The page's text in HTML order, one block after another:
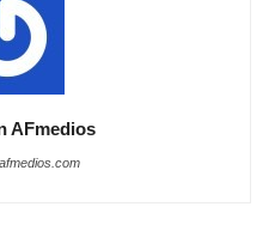
AFmedios